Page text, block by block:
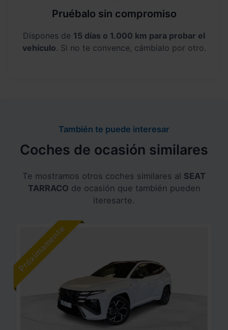
Pruébalo sin compromiso
Dispones de 15 días o 1.000 km para probar el
vehículo. Si no te convence, cámbialo por otro.
También te puede interesar
Coches de ocasión similares
Te mostramos otros coches similares al SEAT
TARRACO de ocasión que también pueden
iteresarte.